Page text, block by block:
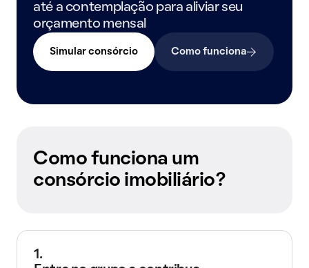
até a contemplação para aliviar seu
orçamento mensal
Simular consórcio Como funciona
Como funciona um
consórcio imobiliário?
1.